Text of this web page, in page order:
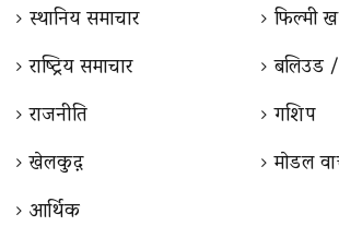
स्थानिय समाचार
राष्ट्रिय समाचार
राजनीति
खेलकुद़़
आर्थिक
फिल्मी
बलिउड
गशिप
माेडल